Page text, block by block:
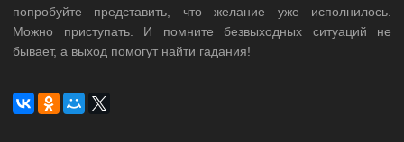
попробуйте представить, что желание уже исполнилось.
Можно приступать. И помните безвыходных ситуаций не
бывает, а выход помогут найти гадания!